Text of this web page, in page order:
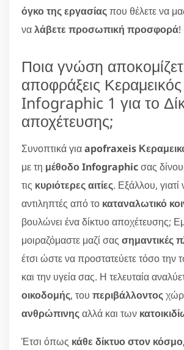
όγκο της εργασίαςπου θέλετε να
ναλάβετε προσωπική προσφορά!
Ποια γνώση
αποφράξεις
Infographic 1 για το
αποχέτευσης;
Συνοπτικά γιαapofraxeis
με τη μέθοδο Infographicσας
τις κυριότερες αιτίες. Εξάλλου,
αντιληπτές από το καταναλωτικό
βουλώνει ένα δίκτυο αποχέτευσης;
μοιραζόμαστε μαζί σας σημαντικές
έτσι ώστε να προστατεύετε τόσο την
και την υγεία σας. Η τελευταία
οικοδομής, του περιβάλλοντος
ανθρώπινηςαλλά και των
Έτσι όπως κάθε δίκτυο στον